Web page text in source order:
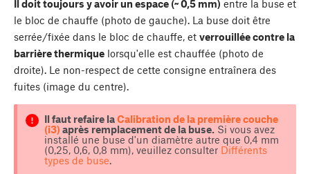
Il doit toujours y avoir un espace (~ 0,5 mm) entre la buse et
le bloc de chauffe (photo de gauche). La buse doit être
serrée/fixée dans le bloc de chauffe, et verrouillée contre la
barrière thermique lorsqu'elle est chauffée (photo de
droite). Le non-respect de cette consigne entraînera des
fuites (image du centre).
Il faut refaire laCalibration de la première couche
(i3) après remplacement de la buse.Si vous avez
installé une buse d'un diamètre autre que 0,4 mm
(0,25, 0,6, 0,8 mm), veuillez consulter Différents
types de buse.